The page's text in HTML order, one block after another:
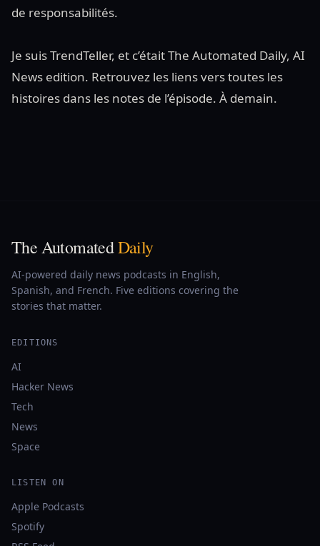
de responsabilités.
Je suis TrendTeller, et c’était The Automated Daily, AI
News edition. Retrouvez les liens vers toutes les
histoires dans les notes de l’épisode. À demain.
The AutomatedDaily
AI-powered daily news podcasts in English,
Spanish, and French. Five editions covering the
stories that matter.
EDITIONS
AI
Hacker News
Tech
News
Space
LISTEN ON
Apple Podcasts
Spotify